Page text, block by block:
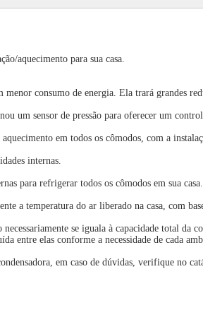
aquecimento para sua casa.
consumo de energia. Ela trará grandes
um sensor de pressão para oferecer um
em todos os cômodos, com a
internas.
para refrigerar todos os cômodos em sua
a temperatura do ar liberado na casa, com
se iguala à capacidade total da
entre elas conforme a necessidade de cada
em caso de dúvidas, verifique no